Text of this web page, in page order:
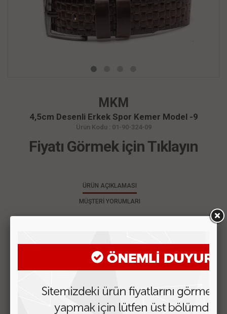
MKM
4,5cm Desenli Erkek Spor Kemer Model -9
Ürün Kodu : 01-90-324-09
Fiyatı Görmek için Tıklayın
ÜRÜN AÇIKLAMASI
MÜŞTERİ YORUMLARI
BENZER ÜRÜNLER
Fiyatı Görmek için Tıklayın